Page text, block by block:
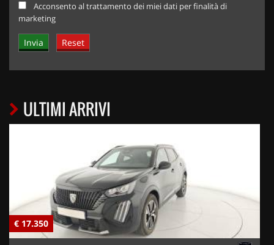
Acconsento al trattamento dei miei dati per finalità di
marketing
ULTIMI ARRIVI
€ 17.350